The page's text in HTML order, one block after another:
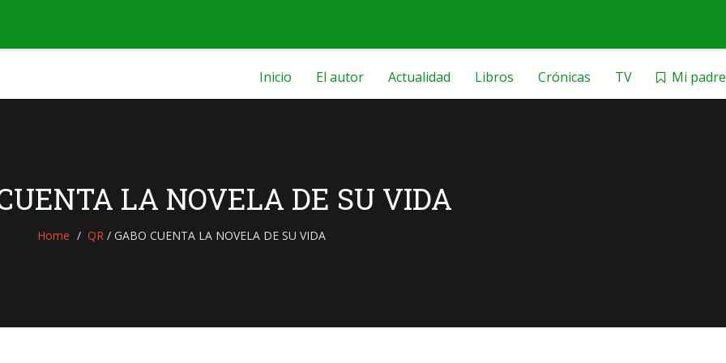
Inicio El autor Actualidad Libros Crónicas TV Mi padre
LA NOVELA DE SU VIDA
Home QR / GABO CUENTA LA NOVELA DE SU VIDA